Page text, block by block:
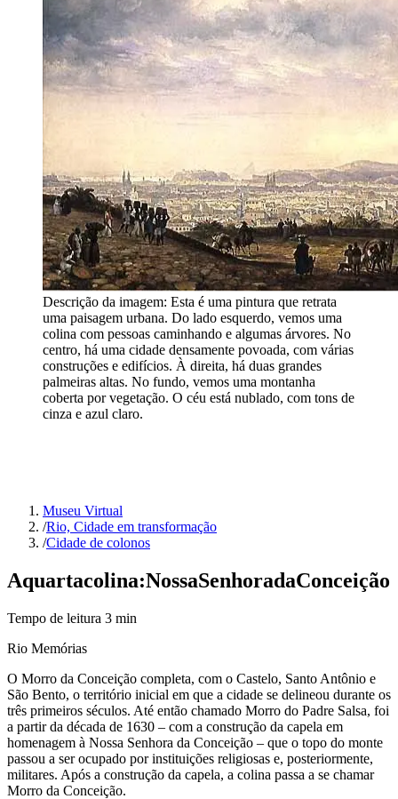
Descrição da imagem: Esta é uma pintura que retrata
uma paisagem urbana. Do lado esquerdo, vemos uma
colina com pessoas caminhando e algumas árvores. No
centro, há uma cidade densamente povoada, com várias
construções e edifícios. À direita, há duas grandes
palmeiras altas. No fundo, vemos uma montanha
coberta por vegetação. O céu está nublado, com tons de
cinza e azul claro.
Museu Virtual
/Rio, Cidade em transformação
/Cidade de colonos
Aquartacolina:NossaSenhoradaConceição
Tempo de leitura 3 min
Rio Memórias
O Morro da Conceição completa, com o Castelo, Santo Antônio e
São Bento, o território inicial em que a cidade se delineou durante os
três primeiros séculos. Até então chamado Morro do Padre Salsa, foi
a partir da década de 1630 – com a construção da capela em
homenagem à Nossa Senhora da Conceição – que o topo do monte
passou a ser ocupado por instituições religiosas e, posteriormente,
militares. Após a construção da capela, a colina passa a se chamar
Morro da Conceição.